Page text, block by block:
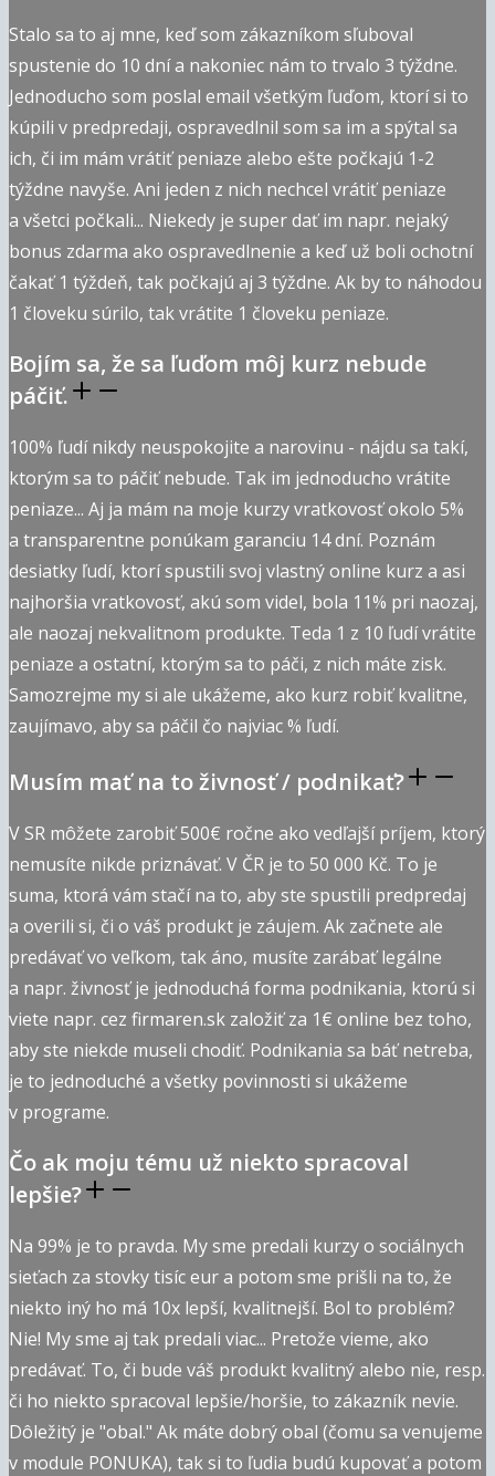
Stalo sa to aj mne, keď som zákazníkom sľuboval
spustenie do 10 dní a nakoniec nám to trvalo 3 týždne.
Jednoducho som poslal email všetkým ľuďom, ktorí si to
kúpili v predpredaji, ospravedlnil som sa im a spýtal sa
ich, či im mám vrátiť peniaze alebo ešte počkajú 1-2
týždne navyše. Ani jeden z nich nechcel vrátiť peniaze
a všetci počkali... Niekedy je super dať im napr. nejaký
bonus zdarma ako ospravedlnenie a keď už boli ochotní
čakať 1 týždeň, tak počkajú aj 3 týždne. Ak by to náhodou
1 človeku súrilo, tak vrátite 1 človeku peniaze.
Bojím sa, že sa ľuďom môj kurz nebude
páčiť.
100% ľudí nikdy neuspokojite a narovinu - nájdu sa takí,
ktorým sa to páčiť nebude. Tak im jednoducho vrátite
peniaze... Aj ja mám na moje kurzy vratkovosť okolo 5%
a transparentne ponúkam garanciu 14 dní. Poznám
desiatky ľudí, ktorí spustili svoj vlastný online kurz a asi
najhoršia vratkovosť, akú som videl, bola 11% pri naozaj,
ale naozaj nekvalitnom produkte. Teda 1 z 10 ľudí vrátite
peniaze a ostatní, ktorým sa to páči, z nich máte zisk.
Samozrejme my si ale ukážeme, ako kurz robiť kvalitne,
zaujímavo, aby sa páčil čo najviac % ľudí.
Musím mať na to živnosť / podnikať?
V SR môžete zarobiť 500€ ročne ako vedľajší príjem, ktorý
nemusíte nikde priznávať. V ČR je to 50 000 Kč. To je
suma, ktorá vám stačí na to, aby ste spustili predpredaj
a overili si, či o váš produkt je záujem. Ak začnete ale
predávať vo veľkom, tak áno, musíte zarábať legálne
a napr. živnosť je jednoduchá forma podnikania, ktorú si
viete napr. cez firmaren.sk založiť za 1€ online bez toho,
aby ste niekde museli chodiť. Podnikania sa báť netreba,
je to jednoduché a všetky povinnosti si ukážeme
v programe.
Čo ak moju tému už niekto spracoval
lepšie?
Na 99% je to pravda. My sme predali kurzy o sociálnych
sieťach za stovky tisíc eur a potom sme prišli na to, že
niekto iný ho má 10x lepší, kvalitnejší. Bol to problém?
Nie! My sme aj tak predali viac... Pretože vieme, ako
predávať. To, či bude váš produkt kvalitný alebo nie, resp.
či ho niekto spracoval lepšie/horšie, to zákazník nevie.
Dôležitý je "obal." Ak máte dobrý obal (čomu sa venujeme
v module PONUKA), tak si to ľudia budú kupovať a potom